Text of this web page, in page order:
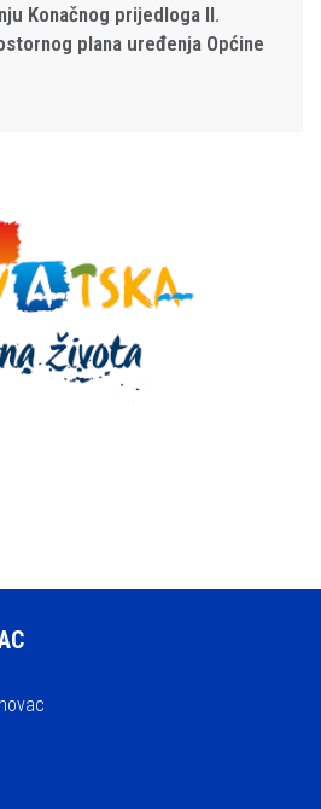
Konačnog prijedloga II.
plana uređenja Općine